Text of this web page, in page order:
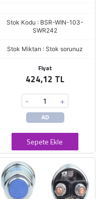
Stok Kodu : BSR-WIN-103-
SWR242
Stok Miktarı : Stok sorunuz
Fiyat
424,12 TL
- +
AD
Sepete Ekle